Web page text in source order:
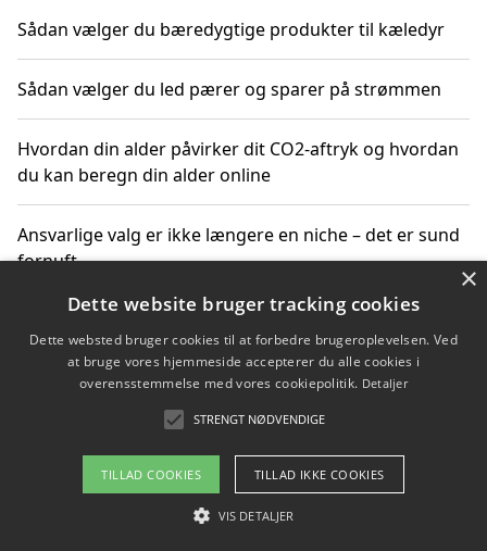
Sådan vælger du bæredygtige produkter til kæledyr
Sådan vælger du led pærer og sparer på strømmen
Hvordan din alder påvirker dit CO2-aftryk og hvordan
du kan beregn din alder online
Ansvarlige valg er ikke længere en niche – det er sund
fornuft
Sådan kan du handle bæredygtigt og bestil med
faktura
Om / kontakt
Blog Betingelser
×
Dette website bruger tracking cookies
Dette websted bruger cookies til at forbedre brugeroplevelsen. Ved
at bruge vores hjemmeside accepterer du alle cookies i
overensstemmelse med vores cookiepolitik. Detaljer
STRENGT NØDVENDIGE
TILLAD COOKIES TILLAD IKKE COOKIES
VIS DETALJER